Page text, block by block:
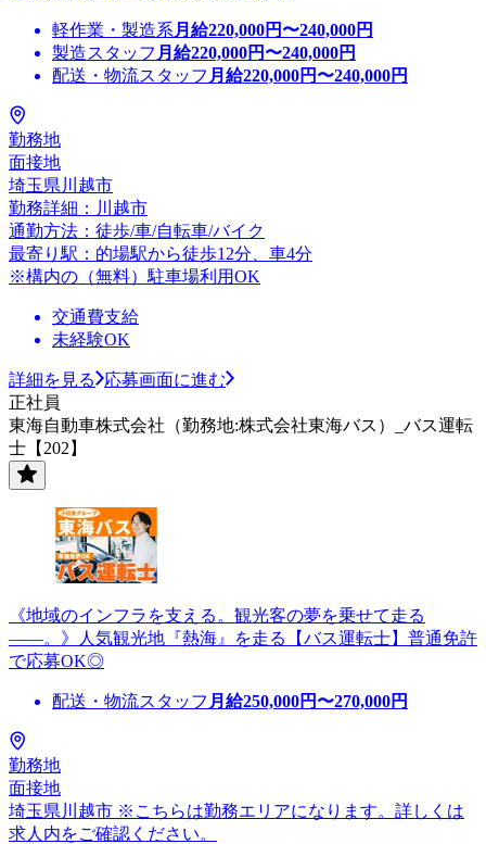
軽作業・製造系 月給220,000円〜240,000円
製造スタッフ 月給220,000円〜240,000円
配送・物流スタッフ 月給220,000円〜240,000円
勤務地
面接地
埼玉県川越市
勤務詳細：川越市
通勤方法：徒歩/車/自転車/バイク
最寄り駅：的場駅から徒歩12分、車4分
※構内の（無料）駐車場利用OK
交通費支給
未経験OK
詳細を見る
応募画面に進む
正社員
東海自動車株式会社（勤務地:株式会社東海バス）_バス運転
士【202】
《地域のインフラを支える。観光客の夢を乗せて走る
――。》人気観光地『熱海』を走る【バス運転士】普通免許
で応募OK◎
配送・物流スタッフ 月給250,000円〜270,000円
勤務地
面接地
埼玉県川越市 ※こちらは勤務エリアになります。詳しくは
求人内をご確認ください。